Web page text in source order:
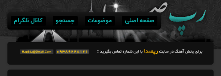
صفحه اصلی موضوعات جستجو کانال تلگرام